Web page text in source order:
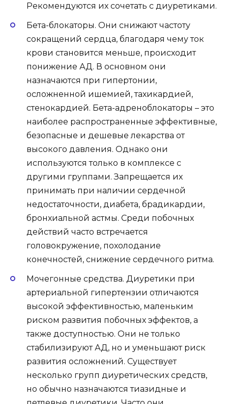
Рекомендуются их сочетать с диуретиками.
Бета-блокаторы. Они снижают частоту
сокращений сердца, благодаря чему ток
крови становится меньше, происходит
понижение АД. В основном они
назначаются при гипертонии,
осложненной ишемией, тахикардией,
стенокардией. Бета-адреноблокаторы – это
наиболее распространенные эффективные,
безопасные и дешевые лекарства от
высокого давления. Однако они
используются только в комплексе с
другими группами. Запрещается их
принимать при наличии сердечной
недостаточности, диабета, брадикардии,
бронхиальной астмы. Среди побочных
действий часто встречается
головокружение, похолодание
конечностей, снижение сердечного ритма.
Мочегонные средства. Диуретики при
артериальной гипертензии отличаются
высокой эффективностью, маленьким
риском развития побочных эффектов, а
также доступностью. Они не только
стабилизируют АД, но и уменьшают риск
развития осложнений. Существует
несколько групп диуретических средств,
но обычно назначаются тиазидные и